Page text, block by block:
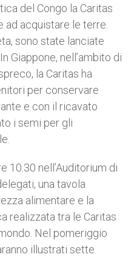
del Congo la Caritas
ad acquistare le terre.
sono state lanciate
Giappone, nell’ambito di
la Caritas ha
per conservare
e con il ricavato
i semi per gli
10.30 nell’Auditorium di
una tavola
alimentare e la
realizzata tra le Caritas
Nel pomeriggio
illustrati sette